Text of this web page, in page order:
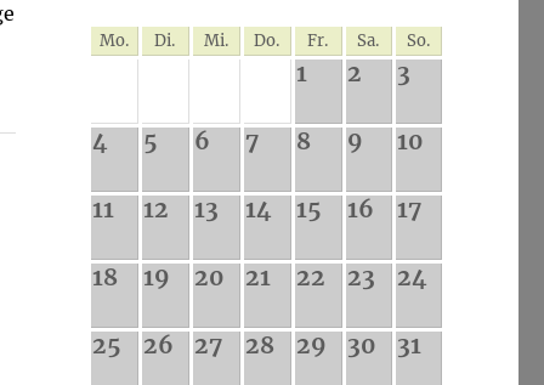
Mo. Di. Mi. Do. Fr. Sa. So.
1 2 3
4 5 6 7 8 9 10
11 12 13 14 15 16 17
18 19 20 21 22 23 24
25 26 27 28 29 30 31